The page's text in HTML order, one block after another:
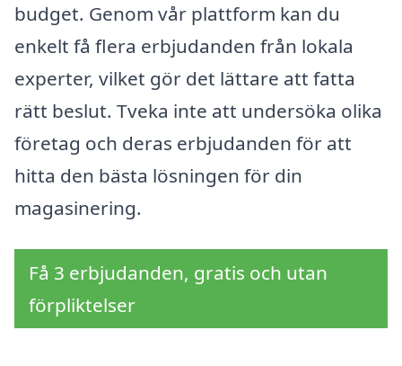
budget. Genom vår plattform kan du
enkelt få flera erbjudanden från lokala
experter, vilket gör det lättare att fatta
rätt beslut. Tveka inte att undersöka olika
företag och deras erbjudanden för att
hitta den bästa lösningen för din
magasinering.
Få 3 erbjudanden, gratis och utan
förpliktelser